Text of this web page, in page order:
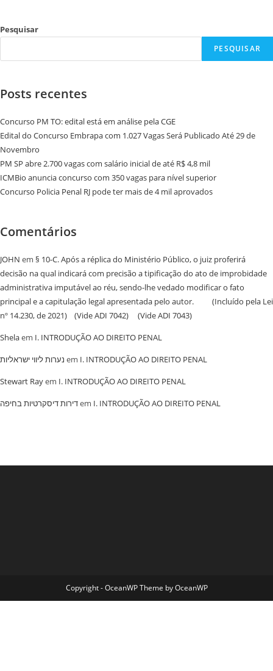
Pesquisar
PESQUISAR
Posts recentes
Concurso PM TO: edital está em análise pela CGE
Edital do Concurso Embrapa com 1.027 Vagas Será Publicado Até 29 de
Novembro
PM SP abre 2.700 vagas com salário inicial de até R$ 4,8 mil
ICMBio anuncia concurso com 350 vagas para nível superior
Concurso Policia Penal RJ pode ter mais de 4 mil aprovados
Comentários
JOHN em § 10-C. Após a réplica do Ministério Público, o juiz proferirá
decisão na qual indicará com precisão a tipificação do ato de improbidade
administrativa imputável ao réu, sendo-lhe vedado modificar o fato
principal e a capitulação legal apresentada pelo autor. (Incluído pela Lei
nº 14.230, de 2021) (Vide ADI 7042) (Vide ADI 7043)
Shelaem I. INTRODUÇÃO AO DIREITO PENAL
נערות ליווי ישראליות em I. INTRODUÇÃO AO DIREITO PENAL
Stewart Rayem I. INTRODUÇÃO AO DIREITO PENAL
‏דירות דיסקרטיות בחיפהem I. INTRODUÇÃO AO DIREITO PENAL
Copyright - OceanWP Theme by OceanWP